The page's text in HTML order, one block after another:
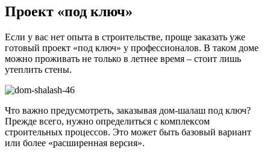
Проект «под ключ»
Если у вас нет опыта в строительстве, проще заказать уже
готовый проект «под ключ» у профессионалов. В таком доме
можно проживать не только в летнее время – стоит лишь
утеплить стены.
Что важно предусмотреть, заказывая дом-шалаш под ключ?
Прежде всего, нужно определиться с комплексом
строительных процессов. Это может быть базовый вариант
или более «расширенная версия».